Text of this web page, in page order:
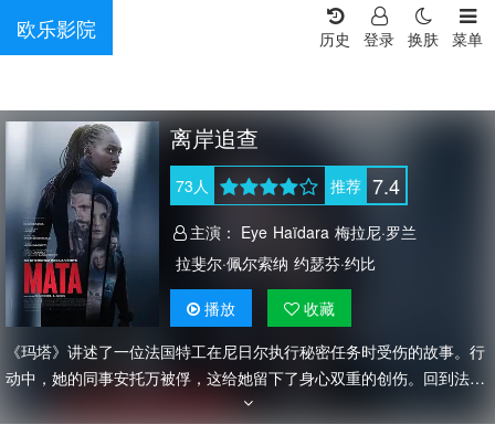
欧乐影院 菜单
换肤
登录
历史
离岸追查
73人 推荐 7.4
主演： Eye Haïdara 梅拉尼·罗兰
拉斐尔·佩尔索纳 约瑟芬·约比
播放
收藏
《玛塔》讲述了一位法国特工在尼日尔执行秘密任务时受伤的故事。行
动中，她的同事安托万被俘，这给她留下了身心双重的创伤。回到法国
后，玛塔自愿前往阿尔卑斯山执行反间谍任务。她怀疑这项新任务与她
之前的创伤经历有着某种联系。